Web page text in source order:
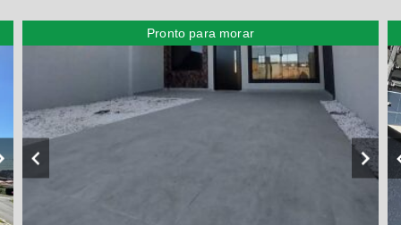
Pronto para morar